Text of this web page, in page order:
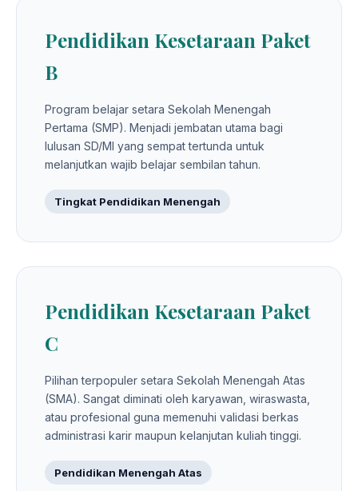
Pendidikan Kesetaraan Paket
B
Program belajar setara Sekolah Menengah
Pertama (SMP). Menjadi jembatan utama bagi
lulusan SD/MI yang sempat tertunda untuk
melanjutkan wajib belajar sembilan tahun.
Tingkat Pendidikan Menengah
Pendidikan Kesetaraan Paket
C
Pilihan terpopuler setara Sekolah Menengah Atas
(SMA). Sangat diminati oleh karyawan, wiraswasta,
atau profesional guna memenuhi validasi berkas
administrasi karir maupun kelanjutan kuliah tinggi.
Pendidikan Menengah Atas